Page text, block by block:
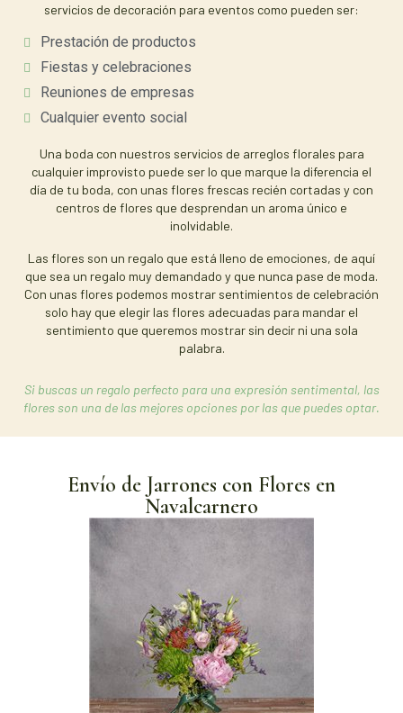
servicios de decoración para eventos como pueden ser:
Prestación de productos
Fiestas y celebraciones
Reuniones de empresas
Cualquier evento social
Una boda con nuestros servicios de arreglos florales para
cualquier improvisto puede ser lo que marque la diferencia el
día de tu boda, con unas flores frescas recién cortadas y con
centros de flores que desprendan un aroma único e
inolvidable.
Las flores son un regalo que está lleno de emociones, de aquí
que sea un regalo muy demandado y que nunca pase de moda.
Con unas flores podemos mostrar sentimientos de celebración
solo hay que elegir las flores adecuadas para mandar el
sentimiento que queremos mostrar sin decir ni una sola
palabra.
Si buscas un regalo perfecto para una expresión sentimental, las
flores son una de las mejores opciones por las que puedes optar.
Envío de Jarrones con Flores en
Navalcarnero